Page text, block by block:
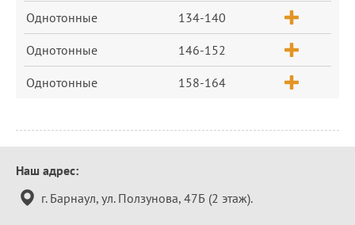
Однотонные 134-140
Однотонные 146-152
Однотонные 158-164
Контактная
информация
Наш адрес:
г. Барнаул, ул. Ползунова, 47Б (2 этаж).